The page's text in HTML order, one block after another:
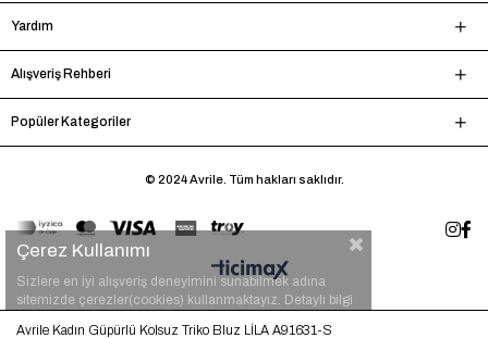
Avrile Kadın Güpürlü Kolsuz Triko Bluz LİLA A91631-S
Yardım
Alışveriş Rehberi
Popüler Kategoriler
© 2024 Avrile. Tüm hakları saklıdır.
Çerez Kullanımı
Sizlere en iyi alışveriş deneyimini sunabilmek adına
sitemizde çerezler(cookies) kullanmaktayız. Detaylı bilgi